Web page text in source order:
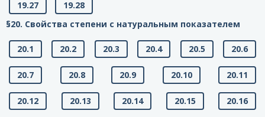
19.27
19.28
§20. Свойства степени с натуральным показателем
20.1 20.2 20.3 20.4 20.5 20.6
20.7 20.8 20.9 20.10 20.11
20.12 20.13 20.14 20.15 20.16